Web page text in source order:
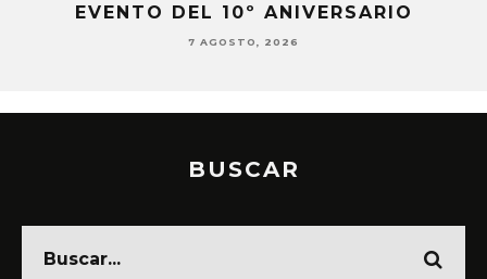
EVENTO DEL 10º ANIVERSARIO
7 AGOSTO, 2026
BUSCAR